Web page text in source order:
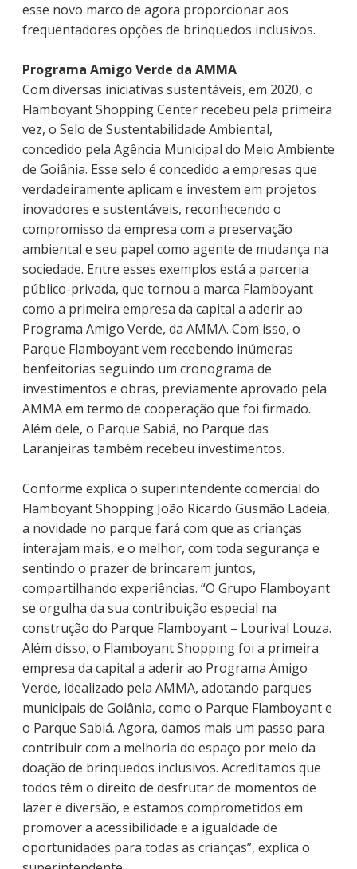
esse novo marco de agora proporcionar aos
frequentadores opções de brinquedos inclusivos.
Programa Amigo Verde da AMMA
Com diversas iniciativas sustentáveis, em 2020, o
Flamboyant Shopping Center recebeu pela primeira
vez, o Selo de Sustentabilidade Ambiental,
concedido pela Agência Municipal do Meio Ambiente
de Goiânia. Esse selo é concedido a empresas que
verdadeiramente aplicam e investem em projetos
inovadores e sustentáveis, reconhecendo o
compromisso da empresa com a preservação
ambiental e seu papel como agente de mudança na
sociedade. Entre esses exemplos está a parceria
público-privada, que tornou a marca Flamboyant
como a primeira empresa da capital a aderir ao
Programa Amigo Verde, da AMMA. Com isso, o
Parque Flamboyant vem recebendo inúmeras
benfeitorias seguindo um cronograma de
investimentos e obras, previamente aprovado pela
AMMA em termo de cooperação que foi firmado.
Além dele, o Parque Sabiá, no Parque das
Laranjeiras também recebeu investimentos.
Conforme explica o superintendente comercial do
Flamboyant Shopping João Ricardo Gusmão Ladeia,
a novidade no parque fará com que as crianças
interajam mais, e o melhor, com toda segurança e
sentindo o prazer de brincarem juntos,
compartilhando experiências. “O Grupo Flamboyant
se orgulha da sua contribuição especial na
construção do Parque Flamboyant – Lourival Louza.
Além disso, o Flamboyant Shopping foi a primeira
empresa da capital a aderir ao Programa Amigo
Verde, idealizado pela AMMA, adotando parques
municipais de Goiânia, como o Parque Flamboyant e
o Parque Sabiá. Agora, damos mais um passo para
contribuir com a melhoria do espaço por meio da
doação de brinquedos inclusivos. Acreditamos que
todos têm o direito de desfrutar de momentos de
lazer e diversão, e estamos comprometidos em
promover a acessibilidade e a igualdade de
oportunidades para todas as crianças”, explica o